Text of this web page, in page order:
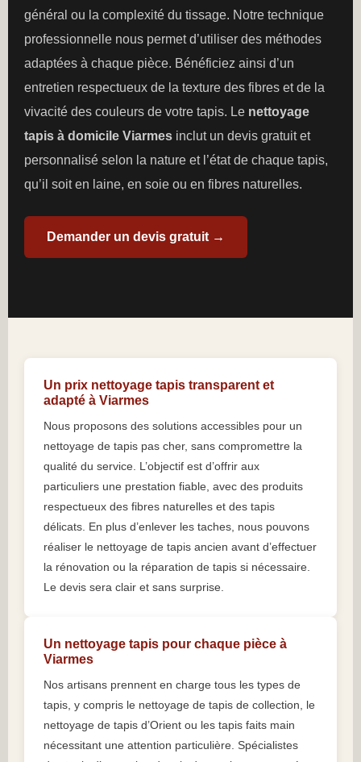
général ou la complexité du tissage. Notre technique
professionnelle nous permet d’utiliser des méthodes
adaptées à chaque pièce. Bénéficiez ainsi d’un
entretien respectueux de la texture des fibres et de la
vivacité des couleurs de votre tapis. Le nettoyage
tapis à domicile Viarmes inclut un devis gratuit et
personnalisé selon la nature et l’état de chaque tapis,
qu’il soit en laine, en soie ou en fibres naturelles.
Demander un devis gratuit →
Un prix nettoyage tapis transparent et
adapté à Viarmes
Nous proposons des solutions accessibles pour un
nettoyage de tapis pas cher, sans compromettre la
qualité du service. L’objectif est d’offrir aux
particuliers une prestation fiable, avec des produits
respectueux des fibres naturelles et des tapis
délicats. En plus d’enlever les taches, nous pouvons
réaliser le nettoyage de tapis ancien avant d’effectuer
la rénovation ou la réparation de tapis si nécessaire.
Le devis sera clair et sans surprise.
Un nettoyage tapis pour chaque pièce à
Viarmes
Nos artisans prennent en charge tous les types de
tapis, y compris le nettoyage de tapis de collection, le
nettoyage de tapis d’Orient ou les tapis faits main
nécessitant une attention particulière. Spécialistes